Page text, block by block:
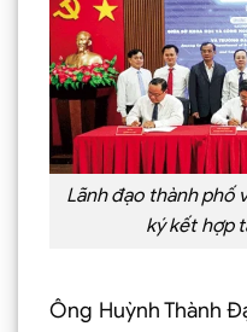
Lãnh đạo thành phố
ký kết hợp
Ông Huỳnh Thành